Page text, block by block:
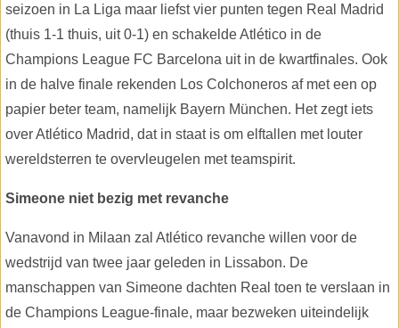
seizoen in La Liga maar liefst vier punten tegen Real Madrid
(thuis 1-1 thuis, uit 0-1) en schakelde Atlético in de
Champions League FC Barcelona uit in de kwartfinales. Ook
in de halve finale rekenden Los Colchoneros af met een op
papier beter team, namelijk Bayern München. Het zegt iets
over Atlético Madrid, dat in staat is om elftallen met louter
wereldsterren te overvleugelen met teamspirit.
Simeone niet bezig met revanche
Vanavond in Milaan zal Atlético revanche willen voor de
wedstrijd van twee jaar geleden in Lissabon. De
manschappen van Simeone dachten Real toen te verslaan in
de Champions League-finale, maar bezweken uiteindelijk